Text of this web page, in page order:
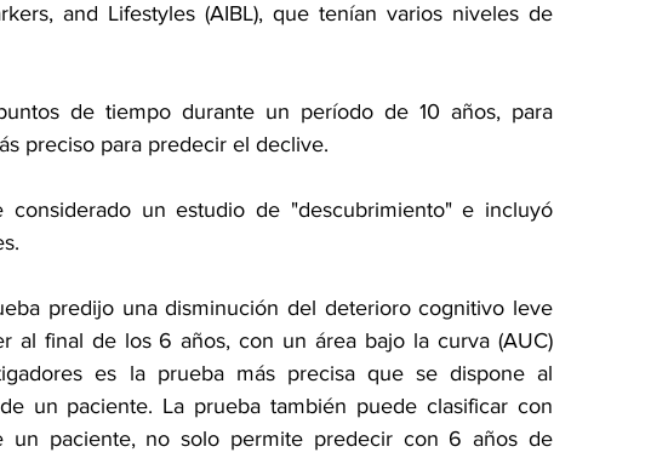
and Lifestyles (AIBL), que tenían varios niveles de
de tiempo durante un período de 10 años, para
preciso para predecir el declive.
un estudio de "descubrimiento" e incluyó
predijo una disminución del deterioro cognitivo leve
al final de los 6 años, con un área bajo la curva (AUC)
es la prueba más precisa que se dispone al
un paciente. La prueba también puede clasificar con
un paciente, no solo permite predecir con 6 años de